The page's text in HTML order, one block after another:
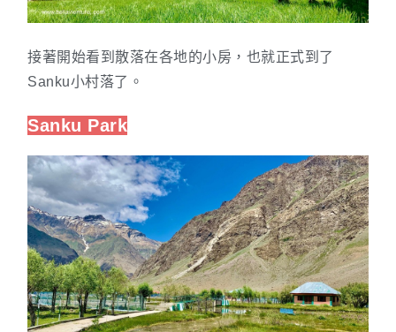
接著開始看到散落在各地的小房，也就正式到了
Sanku小村落了。
Sanku Park